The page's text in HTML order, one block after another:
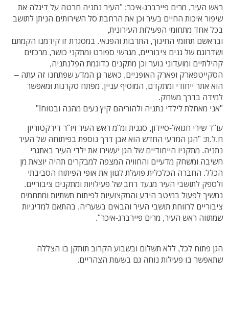
ראש העיר, מרים פיירברג-איכר: "העיר נתניה חרטה על דיגלה את
שיפור איכות החיים בעיר וכן את הרחבת סל השירותים הניתן לתושב
בכל אחד מתחומי הפעילות העירונית,
ובראשם תחומי החינוך, התרבות והפנאי. במסגרת זו קידמנו הקמתם
ושדרוגם של גנים ציבוריים, מגרשי ספורט ומתקני כושר, מרכזים
קהילתיים ומועדוני נוער וכן מתקנים כדוגמת הפלנתניה,
הסקייטפארק ופארק האופניים, כאשר גן המדע שפתחנו זה עתה –
הוא אתר ייחודי ומתקדם, המוסיף עניין, מפתח סקרנות ומאפשר
למידה בדרך משחק.
"אני מאחלת לילדי נתניה ולהוריהם קיץ נעים מהנה ובטוח!"
עו"ד שירי חגואל-סיידון, סגנית ומ"מ ראש העיר ויו"ר דירקטוריון
ח.ל.ת: "הגן המדעי החדש הוא אבן דרך נוספת בפיתוחה של העיר
נתניה. מתקניו הייחודיים של הגן יעשירו את ילדי העיר באתגרי
חשיבה ומשחק מדעיים והחוויה המצפה למבקרים תהיה יוצאת מן
הכלל. החברה הכלכלית פועלת לגוון את אופי הפיתוח הסביבתי
ולספק לתושבי העיר מנעד רחב של פעילויות ומתקנים ציבוריים.
נמשיך לפעול במיטב הידע והמקצועיות לפיתוח תשתיות ומתחמים
ציבוריים לרווחת תושבי העיר והבאים בשעריה, בהתאם למדיניות
שמתווה ראש העיר, מרים פיירברג-איכר".
הגן פתוח לכל, ללא תשלום ובשבוע הקרוב תותקן בו הצללה
שתאפשר בו פעילות נוחה גם בשעות הצהריים.